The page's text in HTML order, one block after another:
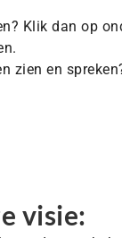
Klik dan op
zien en
visie: